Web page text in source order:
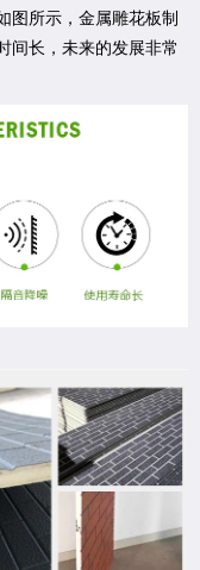
图所示，金属雕花板制
间长，未来的发展非常